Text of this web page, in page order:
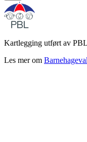
Kartlegging utført av
Les mer om